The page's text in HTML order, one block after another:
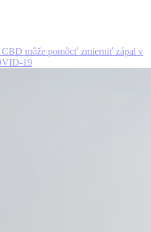
CBD môže pomôcť zmierniť zápal v
19